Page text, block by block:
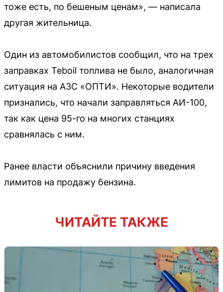
тоже есть, по бешеным ценам», — написала
другая жительница.
Один из автомобилистов сообщил, что на трех
заправках Teboil топлива не было, аналогичная
ситуация на АЗС «ОПТИ». Некоторые водители
признались, что начали заправляться АИ-100,
так как цена 95-го на многих станциях
сравнялась с ним.
Ранее власти объяснили причину введения
лимитов на продажу бензина.
ЧИТАЙТЕ ТАКЖЕ